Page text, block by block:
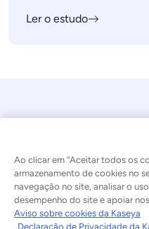
Ler o estudo
© 2026 Kaseya.
Português
Ao clicar em “Aceitar todos os
armazenamento de cookies no
navegação no site, analisar o
desempenho do site e apoiar
Aviso sobre cookies da Kaseya
Declaração de Privacidade da